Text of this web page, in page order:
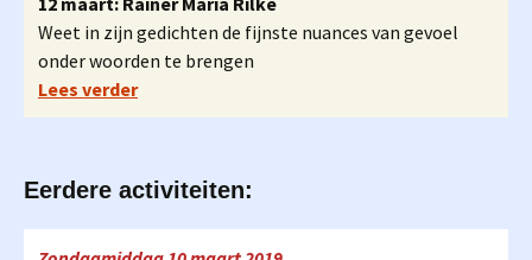
Weet in zijn gedichten de fijnste nuances van gevoel
onder woorden te brengen
Lees verder
Eerdere activiteiten: